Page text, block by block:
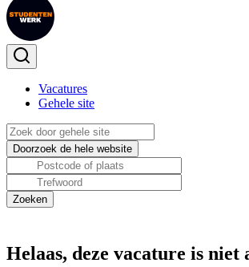
Vacatures
Gehele site
Helaas, deze vacature is niet